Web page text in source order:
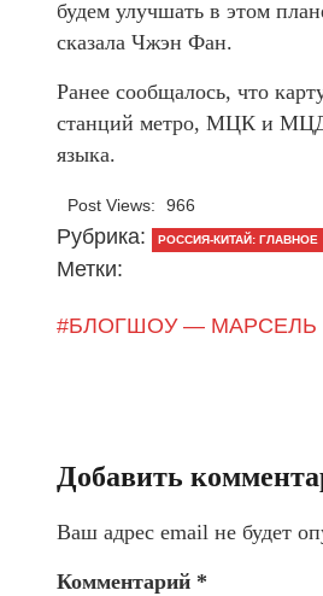
будем улучшать в этом
сказала Чжэн Фан.
Ранее сообщалось, что
станций метро, МЦК и МЦД,
языка.
Post Views: 966
Рубрика: РОССИЯ-КИТАЙ: ГЛАВНОЕ
Метки:
#БЛОГШОУ — МАРСЕЛЬ
Добавить
Ваш адрес email не будет
Комментарий *